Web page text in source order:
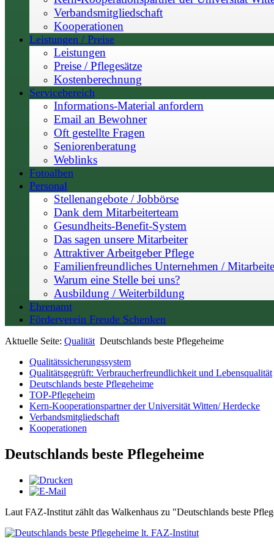
Verbandsmitgliedschaft
Kooperationen
Leistungen / Preise
Leistungen
Preise / Pflegesätze
Kostenberechnung
Servicebereich
Informations-Material anfordern
Email an Bewohner
Oft gestellte Fragen
Seniorenberatung
Weblinks
Fotoalben
Personal
Stellenangebote / Jobbörse
Dank dem Mitarbeiterteam
Gesundheits-Benefit-System
Das sagen unsere Mitarbeiter
Attraktiver Arbeitgeber Pflege
Familienfreundliches Unternehmen /
Warum eine Stelle bei uns?
Ausbildung / Weiterbildung
Ehrenamt
Förderverein Freude Schenken
Aktuelle Seite: Qualität Deutschlands beste Pflegeheime
Qualitätssicherungssystem
Qualitätsgegrüft: Verbraucherfreundlichkeit und Lebensqualität
Deutschlands beste Pflegeheime
TOP-Pflegeheim
Kern-Kooperationspartner der Universität Witten/ Herdecke
Verbandsmitgliedschaft
Kooperationen
Deutschlands beste Pflegeheime
Laut FAZ-Institut zählt das Walkenhaus zu "Deutschlands beste